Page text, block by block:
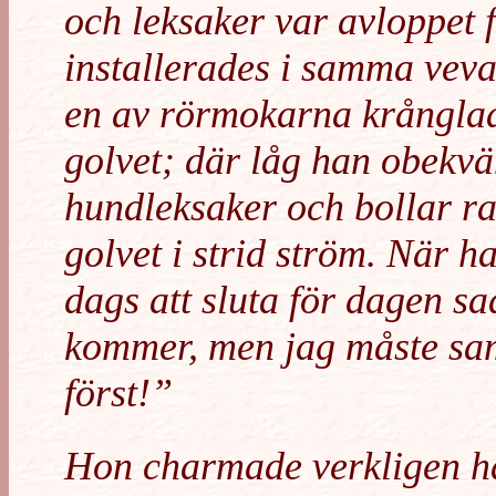
och leksaker var avloppet
installerades i samma
en av rörmokarna
golvet; där låg han
hundleksaker och bollar
golvet i strid ström. När
dags att sluta för dagen
kommer, men jag måste
först!”
Hon charmade verkligen